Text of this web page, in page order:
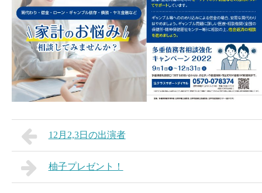
12月2,3日の出演者
柚子プレゼント！